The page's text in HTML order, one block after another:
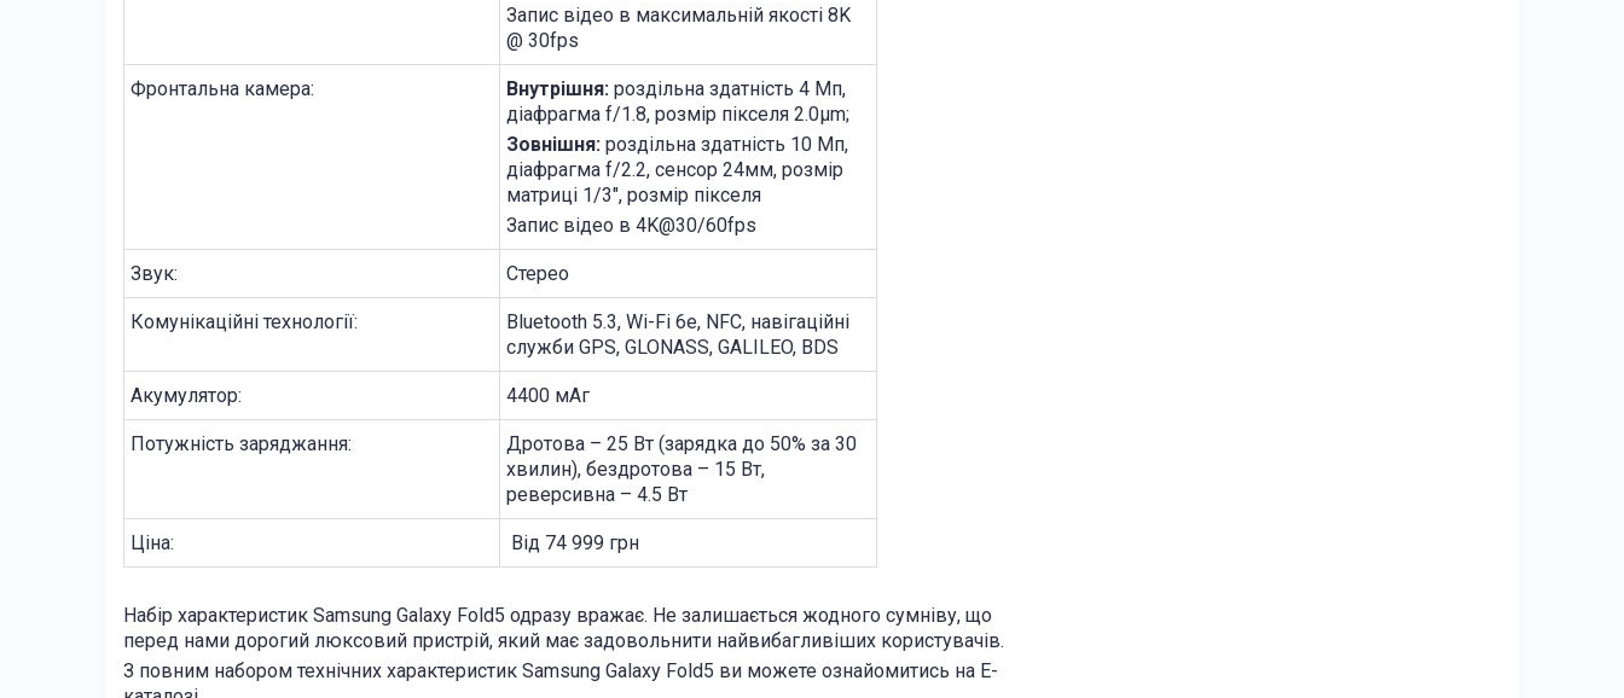
Запис відео в максимальній якості 8K
@ 30fps
Фронтальна камера: Внутрішня: роздільна здатність 4 Мп,
діафрагма f/1.8, розмір пікселя 2.0µm;
Зовнішня: роздільна здатність 10 Мп,
діафрагма f/2.2, сенсор 24мм, розмір
матриці 1/3", розмір пікселя
Запис відео в 4K@30/60fps
Звук: Стерео
Комунікаційні технології:
Bluetooth 5.3, Wi-Fi 6e, NFC, навігаційні
служби GPS, GLONASS, GALILEO, BDS
Акумулятор: 4400 мАг
Потужність заряджання:
Дротова – 25 Вт (зарядка до 50% за 30
хвилин), бездротова – 15 Вт,
реверсивна – 4.5 Вт
Ціна: Від 74 999 грн
Набір характеристик Samsung Galaxy Fold5 одразу вражає. Не залишається жодного сумніву, що
перед нами дорогий люксовий пристрій, який має задовольнити найвибагливіших користувачів.
З повним набором технічних характеристик Samsung Galaxy Fold5 ви можете ознайомитись на Е-